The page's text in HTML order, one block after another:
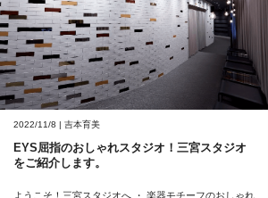
2022/11/8 | 吉本育美
EYS屈指のおしゃれスタジオ！三宮スタジオ
をご紹介します。
ようこそ！三宮スタジオへ ・ 楽器モチーフのおしゃれ